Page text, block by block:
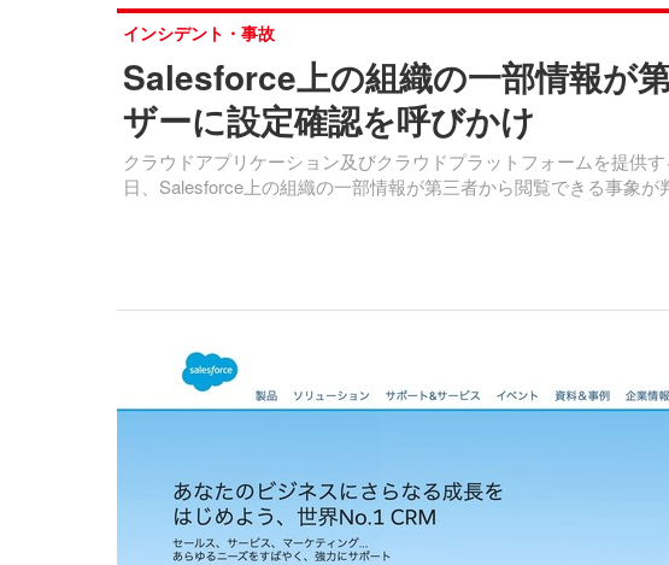
Salesforce上の組織の一部情報が
ザーに設定確認を呼びかけ
クラウドアプリケーション及びクラウドプラットフォームを提供
日、Salesforce上の組織の一部情報が第三者から閲覧できる事象が
インシデント・事故